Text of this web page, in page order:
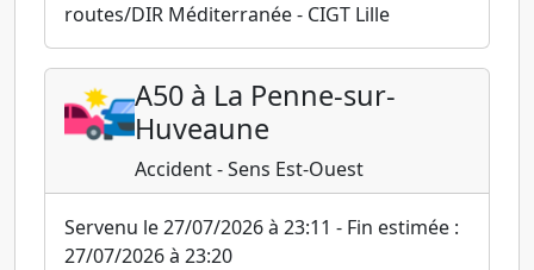
routes/DIR Méditerranée - CIGT Lille
A50 à La Penne-sur-
Huveaune
Accident - Sens Est-Ouest
Servenu le 27/07/2026 à 23:11 - Fin estimée :
27/07/2026 à 23:20